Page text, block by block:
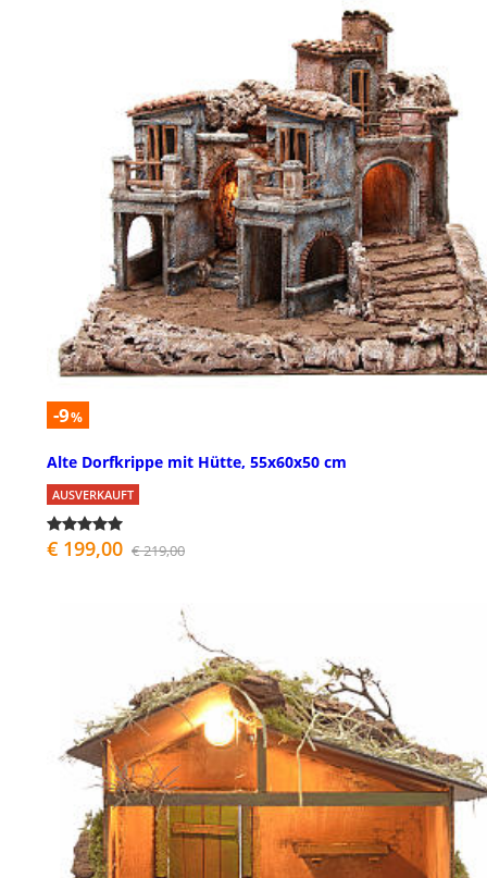
-9%
Alte Dorfkrippe mit Hütte, 55x60x50 cm
AUSVERKAUFT
€ 199,00 € 219,00